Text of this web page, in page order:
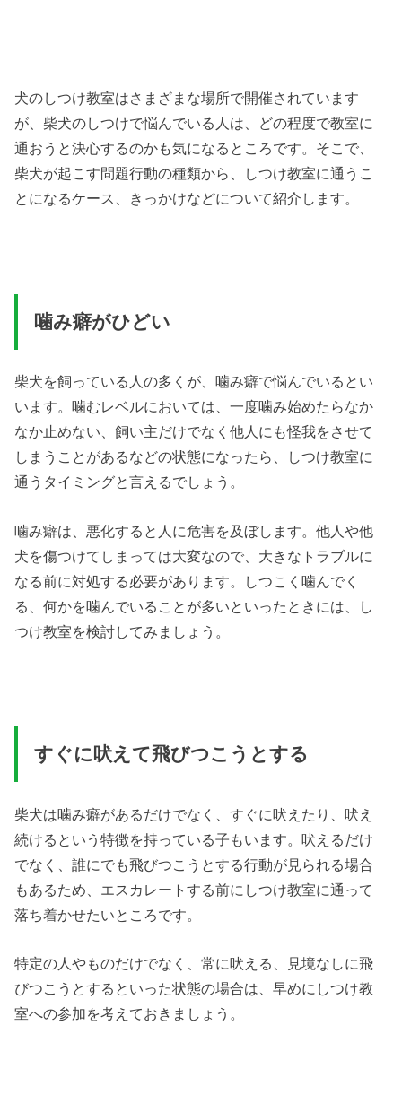
犬のしつけ教室はさまざまな場所で開催されています
が、柴犬のしつけで悩んでいる人は、どの程度で教室に
通おうと決心するのかも気になるところです。そこで、
柴犬が起こす問題行動の種類から、しつけ教室に通うこ
とになるケース、きっかけなどについて紹介します。
噛み癖がひどい
柴犬を飼っている人の多くが、噛み癖で悩んでいるとい
います。噛むレベルにおいては、一度噛み始めたらなか
なか止めない、飼い主だけでなく他人にも怪我をさせて
しまうことがあるなどの状態になったら、しつけ教室に
通うタイミングと言えるでしょう。
噛み癖は、悪化すると人に危害を及ぼします。他人や他
犬を傷つけてしまっては大変なので、大きなトラブルに
なる前に対処する必要があります。しつこく噛んでく
る、何かを噛んでいることが多いといったときには、し
つけ教室を検討してみましょう。
すぐに吠えて飛びつこうとする
柴犬は噛み癖があるだけでなく、すぐに吠えたり、吠え
続けるという特徴を持っている子もいます。吠えるだけ
でなく、誰にでも飛びつこうとする行動が見られる場合
もあるため、エスカレートする前にしつけ教室に通って
落ち着かせたいところです。
特定の人やものだけでなく、常に吠える、見境なしに飛
びつこうとするといった状態の場合は、早めにしつけ教
室への参加を考えておきましょう。